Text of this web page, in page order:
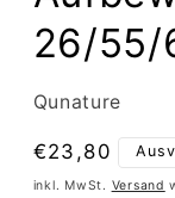
26/55/
Qunature
Normaler
Preis
€23,80
inkl. MwSt. Versand